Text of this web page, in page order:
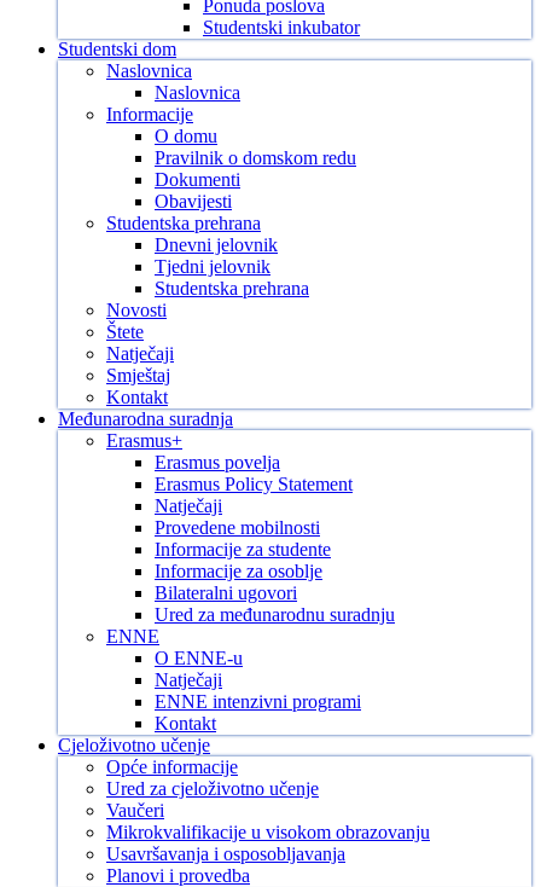
Ponuda poslova
Studentski inkubator
Studentski dom
Naslovnica
Naslovnica
Informacije
O domu
Pravilnik o domskom redu
Dokumenti
Obavijesti
Studentska prehrana
Dnevni jelovnik
Tjedni jelovnik
Studentska prehrana
Novosti
Štete
Natječaji
Smještaj
Kontakt
Međunarodna suradnja
Erasmus+
Erasmus povelja
Erasmus Policy Statement
Natječaji
Provedene mobilnosti
Informacije za studente
Informacije za osoblje
Bilateralni ugovori
Ured za međunarodnu suradnju
ENNE
O ENNE-u
Natječaji
ENNE intenzivni programi
Kontakt
Cjeloživotno učenje
Opće informacije
Ured za cjeloživotno učenje
Vaučeri
Mikrokvalifikacije u visokom obrazovanju
Usavršavanja i osposobljavanja
Planovi i provedba